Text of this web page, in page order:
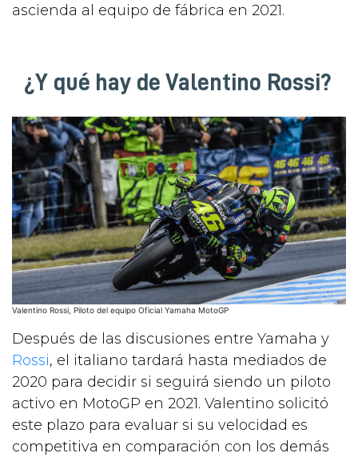
ascienda al equipo de fábrica en 2021.
¿Y qué hay de Valentino Rossi?
Valentino Rossi, Piloto del equipo Oficial Yamaha MotoGP
Después de las discusiones entre Yamaha y
Rossi, el italiano tardará hasta mediados de
2020 para decidir si seguirá siendo un piloto
activo en MotoGP en 2021. Valentino solicitó
este plazo para evaluar si su velocidad es
competitiva en comparación con los demás